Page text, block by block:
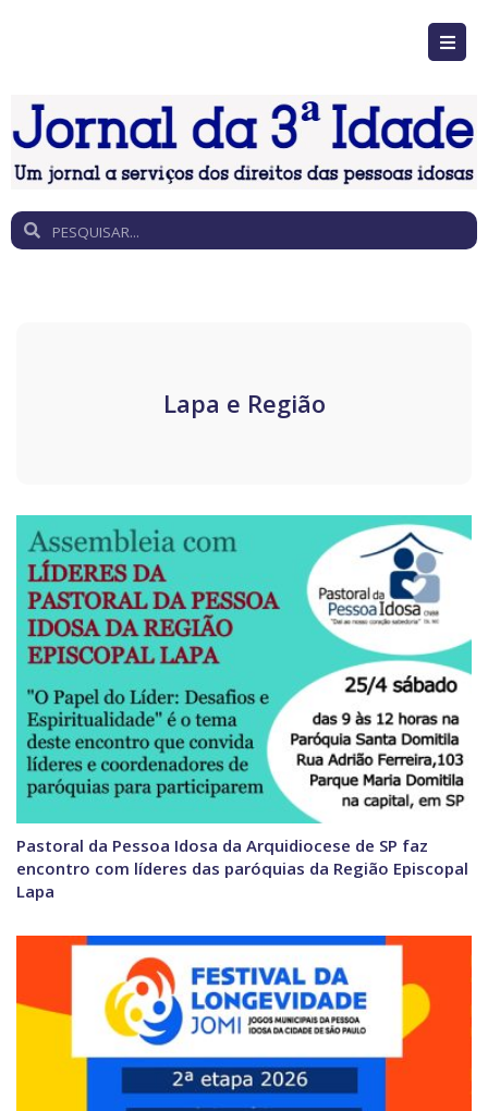
Lapa e Região
Pastoral da Pessoa Idosa da Arquidiocese de SP faz
encontro com líderes das paróquias da Região Episcopal
Lapa